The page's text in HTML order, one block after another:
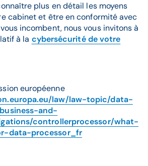
plus en détail les moyens
cabinet et être en conformité avec
incombent, nous vous invitons à
à la cybersécurité de votre
européenne
law/law-topic/data-
and-
controllerprocessor/what-
data-processor_fr